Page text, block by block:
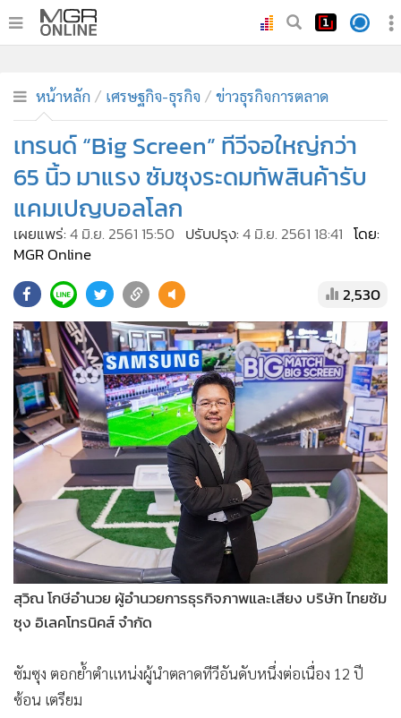
• ทันเหตุการณ์
• ภาคใต้
• ภูมิภาค
• Online Section
• บันเทิง
• ผู้จัดการรายวัน
• คอลัมนิสต์
• ละคร
• CbizReview
• Cyber BIZ
• ผู้จัดกวน
• Good health & Well-being
• Green Innovation & SD
• Management & HR
•
MGR Live
• Infographic
• การเมือง
• ท่องเที่ยว
• กีฬา
• ต่างประเทศ
• เศรษฐกิจ-ธุรกิจ
• จีน
หน้าหลัก เศรษฐกิจ-ธุรกิจ ข่าวธุรกิจการตลาด
เทรนด์ “Big Screen” ทีวีจอใหญ่กว่า
65 นิ้ว มาแรง ซัมซุงระดมทัพสินค้ารับ
แคมเปญบอลโลก
เผยแพร่:4 มิ.ย. 2561 15:50 ปรับปรุง:4 มิ.ย. 2561 18:41 โดย:
MGR Online
2,530
สุวิณ โกษีอำนวย ผู้อำนวยการธุรกิจภาพและเสียง บริษัท ไทยซัม
ซุง อิเลคโทรนิคส์ จำกัด
ซัมซุง ตอกย้ำตำแหน่งผู้นำตลาดทีวีอันดับหนึ่งต่อเนื่อง 12 ปี
ซ้อน เตรียม